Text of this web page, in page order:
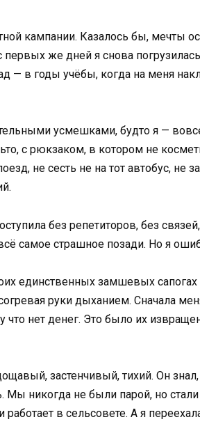
кампании. Казалось бы, мечты
первых же дней я снова
— в годы учёбы, когда на меня
усмешками, будто я —
с рюкзаком, в котором не
не сесть не на тот автобус, не
без репетиторов, без
самое страшное позади. Но я
единственных замшевых
руки дыханием. Сначала
что нет денег. Это было их
застенчивый, тихий. Он знал,
Мы никогда не были парой, но
в сельсовете. А я